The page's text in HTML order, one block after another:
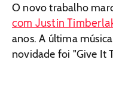
O novo trabalho
com Justin
anos. A última
novidade foi "Give It